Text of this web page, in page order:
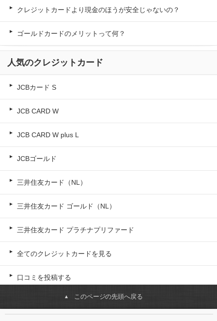
クレジットカードより現金のほうが安全じゃないの？
ゴールドカードのメリットって何？
人気のクレジットカード
JCBカード S
JCB CARD W
JCB CARD W plus L
JCBゴールド
三井住友カード（NL）
三井住友カード ゴールド（NL）
三井住友カード プラチナプリファード
全てのクレジットカードを見る
口コミを投稿する
このページの先頭へ戻る